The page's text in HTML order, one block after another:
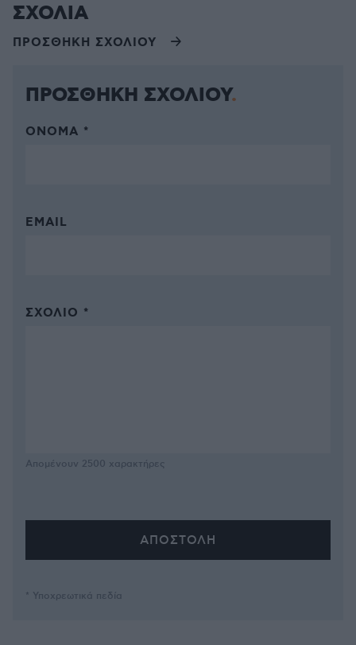
ΣΧΟΛΙΑ
ΠΡΟΣΘΗΚΗ ΣΧΟΛΙΟΥ
ΠΡΟΣΘΗΚΗ ΣΧΟΛΙΟΥ
ΌΝΟΜΑ *
EMAIL
ΣΧΌΛΙΟ *
Απομένουν 2500 χαρακτήρες
* Υποχρεωτικά πεδία